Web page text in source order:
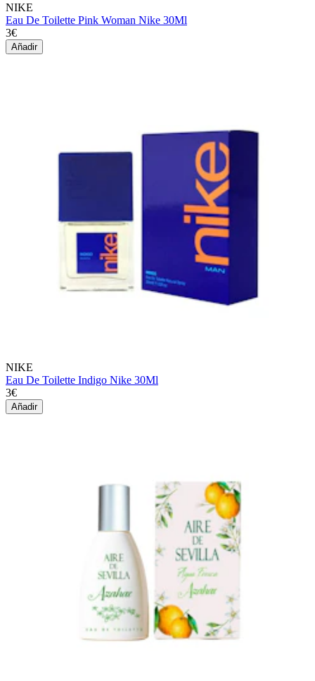
NIKE
Eau De Toilette Pink Woman Nike 30Ml
3€
Añadir
NIKE
Eau De Toilette Indigo Nike 30Ml
3€
Añadir